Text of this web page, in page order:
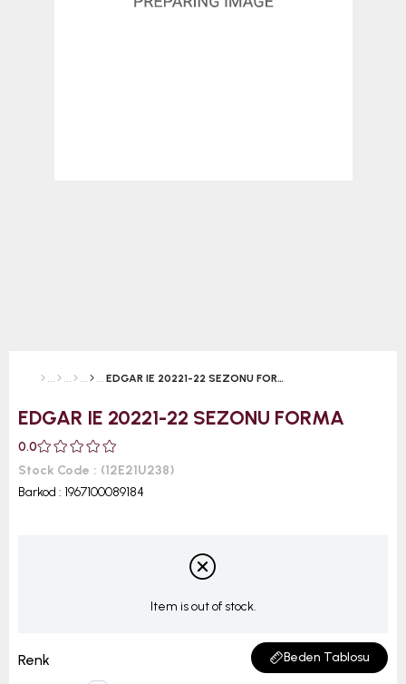
EDGAR IE 20221-22 SEZONU FORMA
EDGAR IE 20221-22 SEZONU FORMA
0.0
Stock Code
(12E21U238)
Barkod : 1967100089184
Item is out of stock.
Renk Beden Tablosu